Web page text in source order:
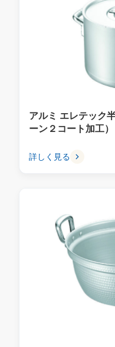
アルミ エレテック
ーン２コート加工）
詳しく見る